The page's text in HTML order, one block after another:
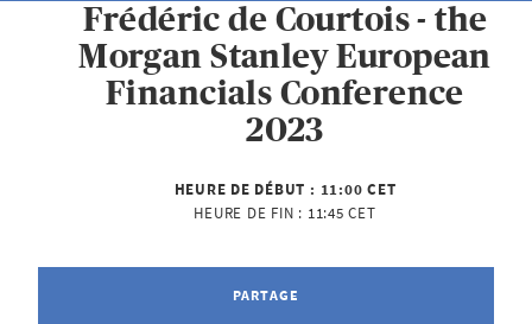
Frédéric de Courtois - the
Morgan Stanley European
Financials Conference
2023
HEURE DE DÉBUT : 11:00 CET
HEURE DE FIN : 11:45 CET
PARTAGE